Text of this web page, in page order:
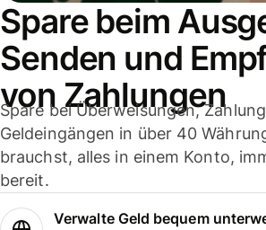
Spare beim
Senden und
von Zahlungen
Spare bei Überweisungen,
Geldeingängen in über 40
brauchst, alles in einem Konto,
bereit.
Verwalte Geld bequem